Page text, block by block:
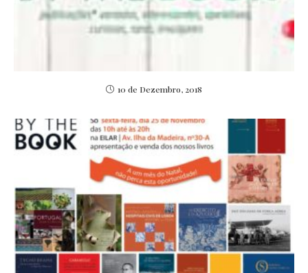
10 de Dezembro, 2018